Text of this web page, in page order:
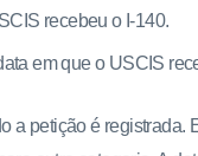
recebeu o I-140.
em que o USCIS
a petição é